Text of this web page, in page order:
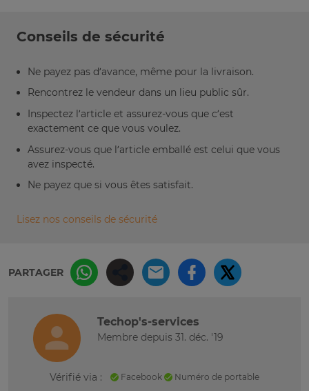
Conseils de sécurité
Ne payez pas d’avance, même pour la livraison.
Rencontrez le vendeur dans un lieu public sûr.
Inspectez l’article et assurez-vous que c’est
exactement ce que vous voulez.
Assurez-vous que l’article emballé est celui que vous
avez inspecté.
Ne payez que si vous êtes satisfait.
Lisez nos conseils de sécurité
PARTAGER
Techop's-services
Membre depuis 31. déc. '19
Vérifié via : Facebook Numéro de portable